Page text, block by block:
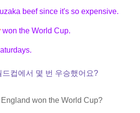
beef since it's so expensive.
won the World Cup.
컵에서 몇 번 우승했어요?
won the World Cup?